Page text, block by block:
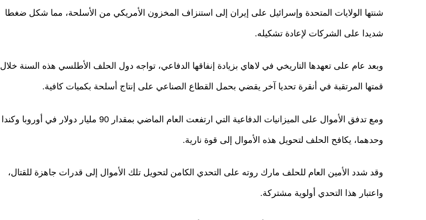
شنتها الولايات المتحدة وإسرائيل على إيران إلى استنزاف المخزون الأمريكي من الأسلحة، مما شكل ضغطا
شديدا على الشركات لإعادة تشكيله.
وبعد عام على تعهدها التاريخي في لاهاي بزيادة إنفاقها الدفاعي، تواجه دول الحلف الأطلسي هذه السنة خلال
قمتها المرتقبة في أنقرة تحديا آخر يقضي بحمل القطاع الصناعي على إنتاج أسلحة بكميات كافية.
ومع تدفق الأموال على الميزانيات الدفاعية التي ارتفعت العام الماضي بمقدار 90 مليار دولار في أوروبا وكندا
وحدهما، يكافح الحلف لتحويل هذه الأموال إلى قوة نارية.
وقد شدد الأمين العام للحلف مارك روته على التحدي الكامن لتحويل تلك الأموال إلى قدرات جاهزة للقتال،
واعتبار هذا التحدي أولوية مشتركة.